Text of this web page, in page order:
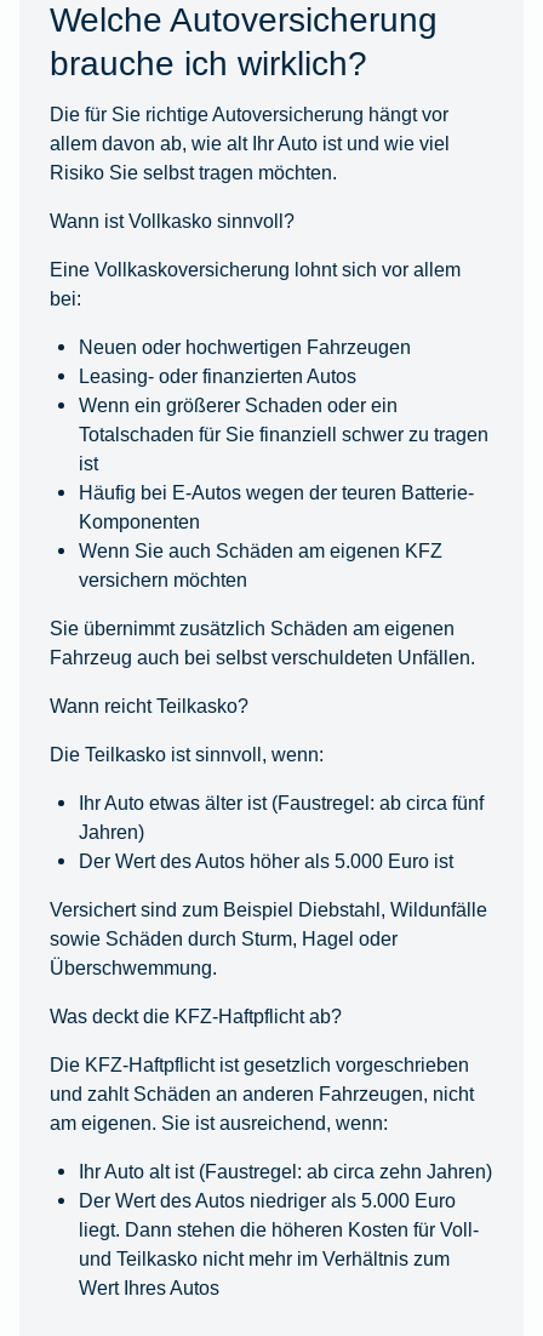
Welche Autoversicherung
brauche ich wirklich?
Die für Sie richtige Autoversicherung hängt vor
allem davon ab, wie alt Ihr Auto ist und wie viel
Risiko Sie selbst tragen möchten.
Wann ist Vollkasko sinnvoll?
Eine Vollkaskoversicherung lohnt sich vor allem
bei:
Neuen oder hochwertigen Fahrzeugen
Leasing- oder finanzierten Autos
Wenn ein größerer Schaden oder ein
Totalschaden für Sie finanziell schwer zu tragen
ist
Häufig bei E-Autos wegen der teuren Batterie-
Komponenten
Wenn Sie auch Schäden am eigenen KFZ
versichern möchten
Sie übernimmt zusätzlich Schäden am eigenen
Fahrzeug auch bei selbst verschuldeten Unfällen.
Wann reicht Teilkasko?
Die Teilkasko ist sinnvoll, wenn:
Ihr Auto etwas älter ist (Faustregel: ab circa fünf
Jahren)
Der Wert des Autos höher als 5.000 Euro ist
Versichert sind zum Beispiel Diebstahl, Wildunfälle
sowie Schäden durch Sturm, Hagel oder
Überschwemmung.
Was deckt die KFZ-Haftpflicht ab?
Die KFZ-Haftpflicht ist gesetzlich vorgeschrieben
und zahlt Schäden an anderen Fahrzeugen, nicht
am eigenen. Sie ist ausreichend, wenn:
Ihr Auto alt ist (Faustregel: ab circa zehn Jahren)
Der Wert des Autos niedriger als 5.000 Euro
liegt. Dann stehen die höheren Kosten für Voll-
und Teilkasko nicht mehr im Verhältnis zum
Wert Ihres Autos